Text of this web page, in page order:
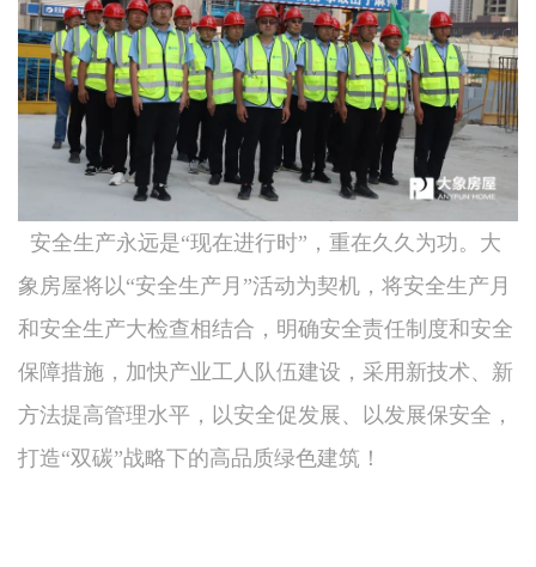
安全生产永远是“现在进行时”，重在久久为功。大
象房屋将以“安全生产月”活动为契机，将安全生产月
和安全生产大检查相结合，明确安全责任制度和安全
保障措施，加快产业工人队伍建设，采用新技术、新
方法提高管理水平，以安全促发展、以发展保安全，
打造“双碳”战略下的高品质绿色建筑！